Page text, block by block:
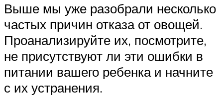
Выше мы уже разобрали несколько
частых причин отказа от овощей.
Проанализируйте их, посмотрите,
не присутствуют ли эти ошибки в
питании вашего ребенка и начните
с их устранения.